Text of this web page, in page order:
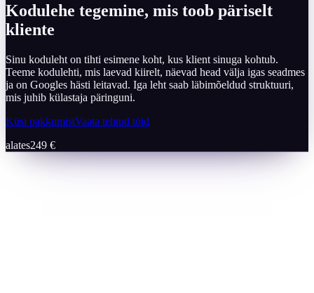
Kodulehe tegemine, mis toob päriselt
kliente
Sinu koduleht on tihti esimene koht, kus klient sinuga kohtub.
Teeme kodulehti, mis laevad kiirelt, näevad head välja igas seadmes
ja on Googles hästi leitavad. Iga leht saab läbimõeldud struktuuri,
mis juhib külastaja päringuni.
Küsi pakkumistVaata tehtud töid
alates249 €